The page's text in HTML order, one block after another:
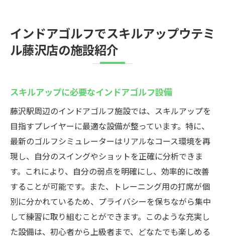
インドアゴルフでスキルアップウテミ
ル藤沢店の施設紹介
スキルアップに必要なインドアゴルフ設備
藤沢駅周辺のインドアゴルフ施設では、スキルアップを
目指すプレイヤーに最適な設備が整っています。特に、
最新のゴルフシミュレーターはリアルなコース環境を再
現し、自分のスイングやショットを正確に分析できま
す。これにより、自分の弱点を明確にし、効率的に改善
することが可能です。また、トレーニング用の打席が個
別に分かれているため、プライバシーを保ちながら集中
して練習に取り組むことができます。このような充実し
た設備は、初心者から上級者まで、どなたでも楽しめる